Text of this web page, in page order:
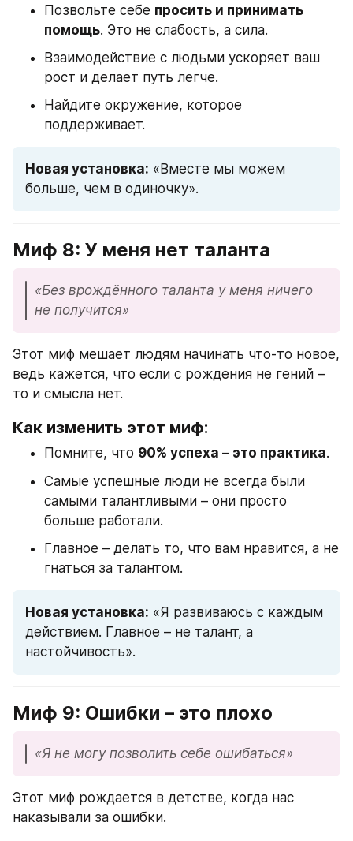
Позвольте себе просить и принимать
помощь. Это не слабость, а сила.
Взаимодействие с людьми ускоряет ваш
рост и делает путь легче.
Найдите окружение, которое
поддерживает.
Новая установка: «Вместе мы можем
больше, чем в одиночку».
Миф 8: У меня нет таланта
«Без врождённого таланта у меня ничего
не получится»
Этот миф мешает людям начинать что-то новое,
ведь кажется, что если с рождения не гений –
то и смысла нет.
Как изменить этот миф:
Помните, что 90% успеха – это практика.
Самые успешные люди не всегда были
самыми талантливыми – они просто
больше работали.
Главное – делать то, что вам нравится, а не
гнаться за талантом.
Новая установка: «Я развиваюсь с каждым
действием. Главное – не талант, а
настойчивость».
Миф 9: Ошибки – это плохо
«Я не могу позволить себе ошибаться»
Этот миф рождается в детстве, когда нас
наказывали за ошибки.